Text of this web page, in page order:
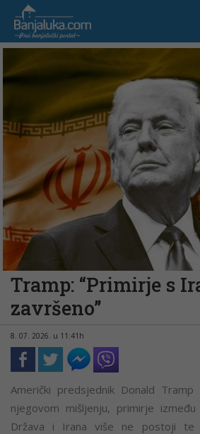
Tramp: “Primirje s
završeno”
8. 07. 2026. u 11:41h
Američki predsjednik Donald
njegovom mišljenju, primirje između
Država i Irana više ne postoji te